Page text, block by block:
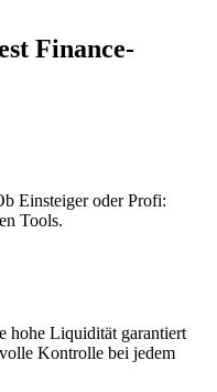
Finance-
Einsteiger oder Profi:
Tools.
hohe Liquidität garantiert
Kontrolle bei jedem